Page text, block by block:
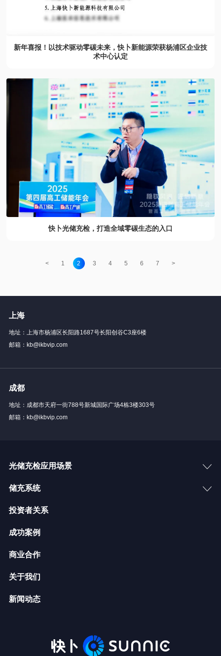
新年喜报！以技术驱动零碳未来，快卜新能源荣获杨浦区企业技
术中心认定
快卜光储充检，打造全域零碳生态的入口
< 1 2 3 4 5 6 7 >
上海
地址：上海市杨浦区长阳路1687号长阳创谷C3座6楼
邮箱：kb@ikbvip.com
成都
地址：成都市天府一街788号新城国际广场4栋3楼303号
邮箱：kb@ikbvip.com
光储充检应用场景
储充系统
投资者关系
成功案例
商业合作
关于我们
新闻动态